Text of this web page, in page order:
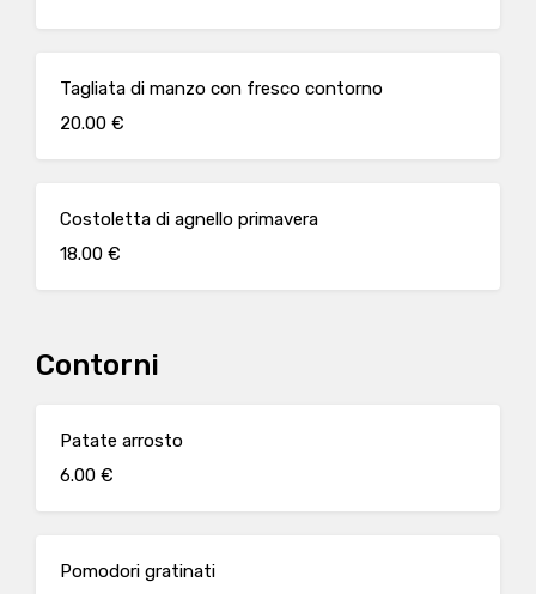
Tagliata di manzo con fresco contorno
20.00 €
Costoletta di agnello primavera
18.00 €
Contorni
Patate arrosto
6.00 €
Pomodori gratinati